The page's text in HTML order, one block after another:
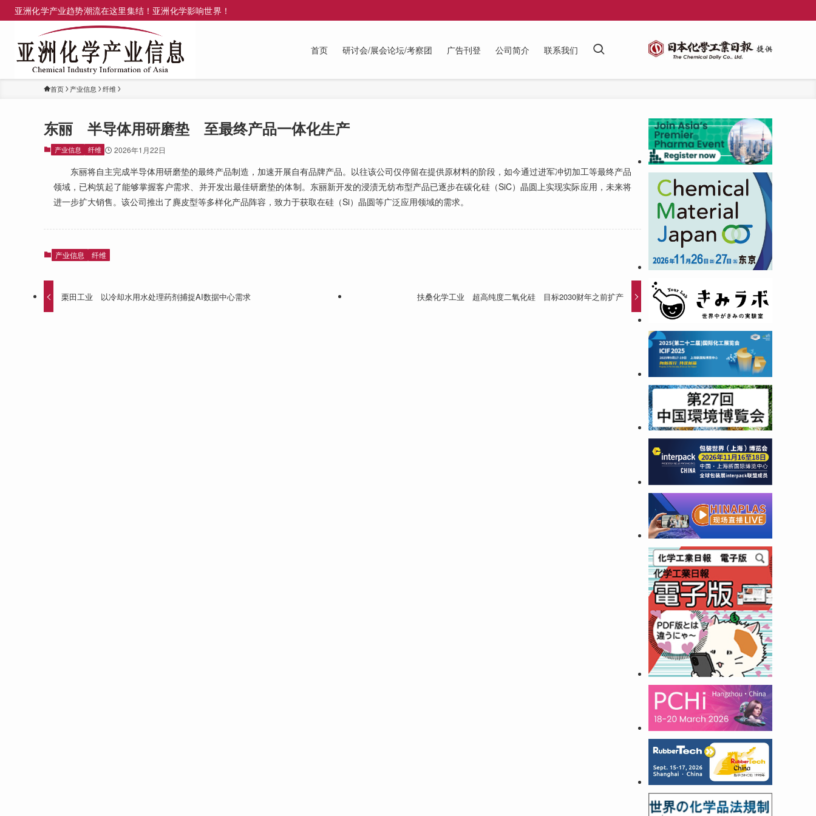
亚洲化学产业趋势潮流在这里集结！亚洲化学影响世界！
首页 研讨会/展会论坛/考察团 广告刊登 公司简介 联系我们
首页 产业信息 纤维
东丽 半导体用研磨垫 至最终产品一体化生产
产业信息 纤维 2026年1月22日
东丽将自主完成半导体用研磨垫的最终产品制造，加速开展自有品牌产品。以往该公司仅停留在提供原材料的阶段，如今通过进军冲切加工等最终产品
领域，已构筑起了能够掌握客户需求、并开发出最佳研磨垫的体制。东丽新开发的浸渍无纺布型产品已逐步在碳化硅（SiC）晶圆上实现实际应用，未来将
进一步扩大销售。该公司推出了麂皮型等多样化产品阵容，致力于获取在硅（Si）晶圆等广泛应用领域的需求。
产业信息 纤维
栗田工业 以冷却水用水处理药剂捕捉AI数据中心需求 扶桑化学工业 超高纯度二氧化硅 目标2030财年之前扩产